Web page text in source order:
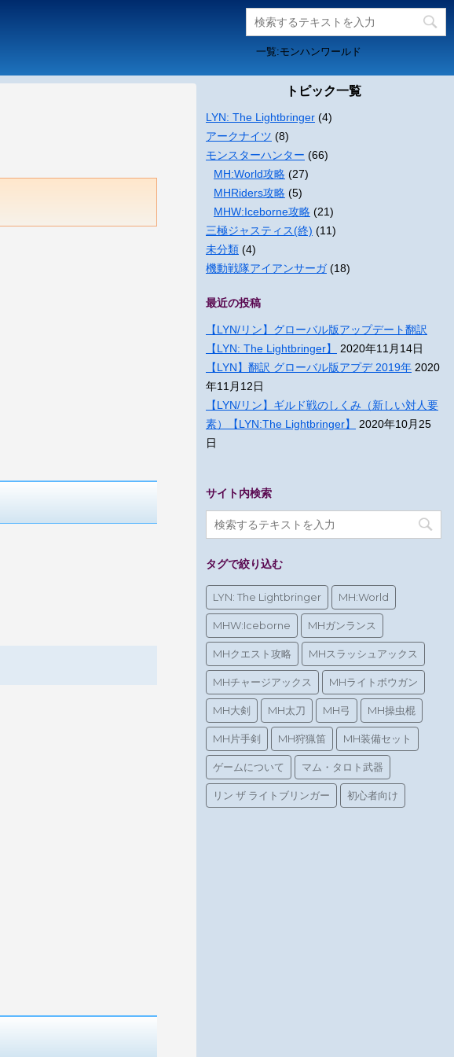
一覧:モンハンワールド
トピック一覧
LYN: The Lightbringer (4)
アークナイツ (8)
モンスターハンター (66)
MH:World攻略 (27)
MHRiders攻略 (5)
MHW:Iceborne攻略 (21)
三極ジャスティス(終) (11)
未分類 (4)
機動戦隊アイアンサーガ(18)
最近の投稿
【LYN/リン】グローバル版アップデート翻訳
【LYN: The Lightbringer】
2020年11月14日
【LYN】翻訳 グローバル版アプデ 2019年 2020
年11月12日
【LYN/リン】ギルド戦のしくみ（新しい対人要
素）【LYN:The Lightbringer】
2020年10月25
日
サイト内検索
タグで絞り込む
LYN: The Lightbringer MH:World
MHW:Iceborne MHガンランス
MHクエスト攻略 MHスラッシュアックス
MHチャージアックス MHライトボウガン
MH大剣 MH太刀 MH弓 MH操虫棍
MH片手剣 MH狩猟笛 MH装備セット
ゲームについて マム・タロト武器
リン ザ ライトブリンガー 初心者向け